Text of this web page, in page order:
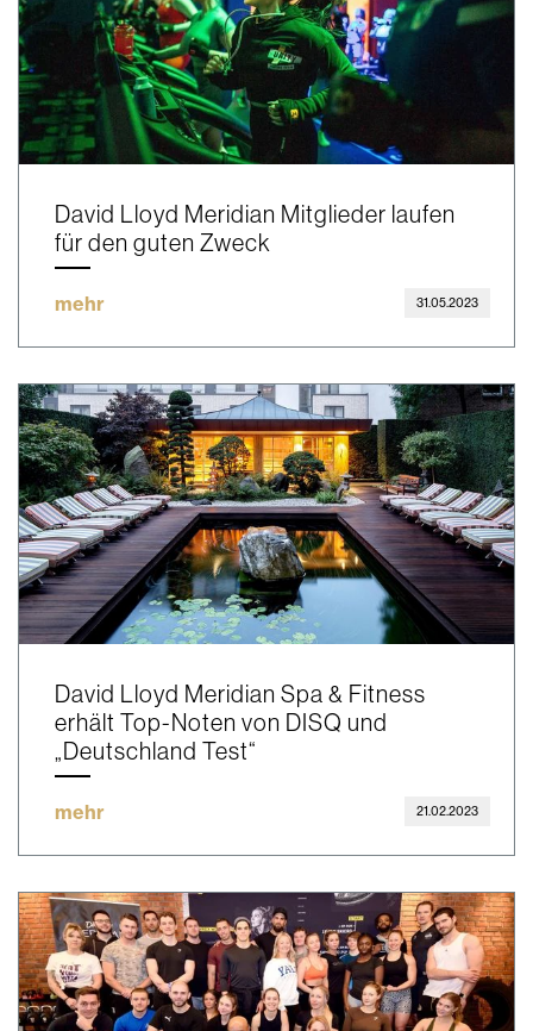
David Lloyd Meridian Mitglieder laufen
für den guten Zweck
mehr 31.05.2023
David Lloyd Meridian Spa & Fitness
erhält Top-Noten von DISQ und
„Deutschland Test“
mehr 21.02.2023